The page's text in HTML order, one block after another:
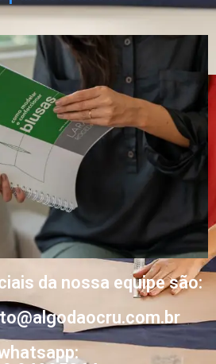
da nossa equipe são: